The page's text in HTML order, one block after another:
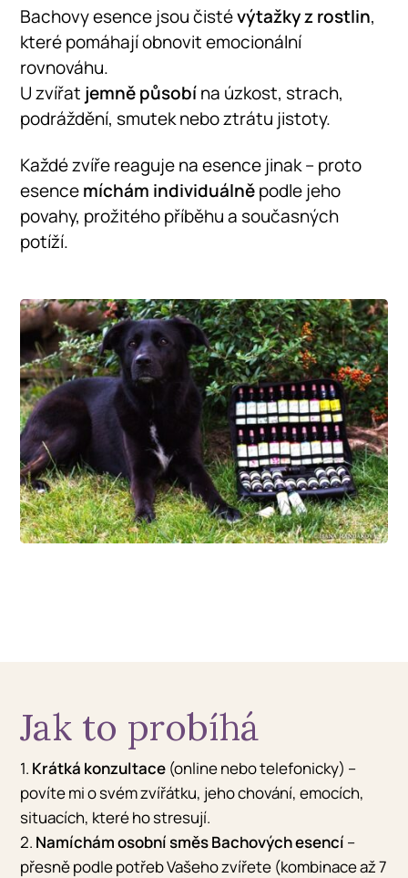
Bachovy esence jsou čistévýtažky z rostlin,
které pomáhají obnovit emocionální
rovnováhu.
U zvířat jemně působína úzkost, strach,
podráždění, smutek nebo ztrátu jistoty.
Každé zvíře reaguje na esence jinak – proto
esencemíchám individuálněpodle jeho
povahy, prožitého příběhu a současných
potíží.
Jak to probíhá
1. Krátká konzultace (online nebo telefonicky) –
povíte mi o svém zvířátku, jeho chování, emocích,
situacích, které ho stresují.
2. Namíchám osobní směs Bachových esencí –
přesně podle potřeb Vašeho zvířete (kombinace až 7